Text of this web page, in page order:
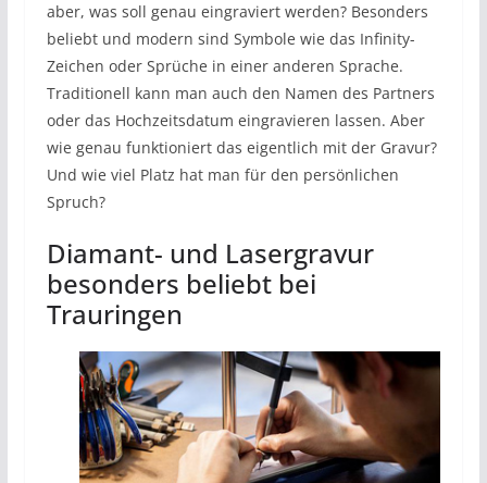
aber, was soll genau eingraviert werden? Besonders
beliebt und modern sind Symbole wie das Infinity-
Zeichen oder Sprüche in einer anderen Sprache.
Traditionell kann man auch den Namen des Partners
oder das Hochzeitsdatum eingravieren lassen. Aber
wie genau funktioniert das eigentlich mit der Gravur?
Und wie viel Platz hat man für den persönlichen
Spruch?
Diamant- und Lasergravur
besonders beliebt bei
Trauringen